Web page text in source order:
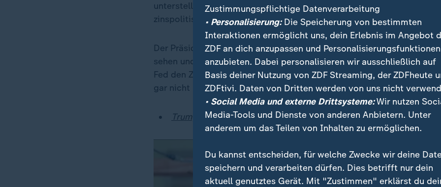
unterstellt hatte. Powell bezeichnete die Ermittlungen als Vorwand,
zinspolitisch unter Druck zu setzen.
Der Präsident will um jeden Preis einen besonders niedrigen Leitzins
sehen und macht den Notenbankchef höchstpersönlich dafür
Fed den Zins nur zögerlich lockerte – und in ihrer letzten
gar nicht mehr.
Trump wollte Zinsschnitt: US-Notenbank Fed hält Leitzins stabil
Zustimmungspflichtige Datenverarbeitung
• Personalisierung:Die Speicherung von bestimmten
Interaktionen ermöglicht uns, dein Erlebnis im Angebot
ZDF an dich anzupassen und Personalisierungsfunktionen
anzubieten. Dabei personalisieren wir ausschließlich auf
Basis deiner Nutzung von ZDF Streaming, der ZDFheute
ZDFtivi. Daten von Dritten werden von uns nicht
• Social Media und externe Drittsysteme:Wir nutzen
Media-Tools und Dienste von anderen Anbietern. Unter
anderem um das Teilen von Inhalten zu ermöglichen.
Du kannst entscheiden, für welche Zwecke wir deine
speichern und verarbeiten dürfen. Dies betrifft nur dein
aktuell genutztes Gerät. Mit "Zustimmen" erklärst du